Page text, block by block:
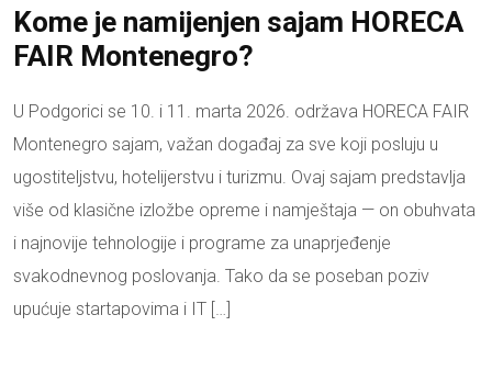
Kome je namijenjen sajam HORECA
FAIR Montenegro?
U Podgorici se 10. i 11. marta 2026. održava HORECA FAIR
Montenegro sajam, važan događaj za sve koji posluju u
ugostiteljstvu, hotelijerstvu i turizmu. Ovaj sajam predstavlja
više od klasične izložbe opreme i namještaja — on obuhvata
i najnovije tehnologije i programe za unaprjeđenje
svakodnevnog poslovanja. Tako da se poseban poziv
upućuje startapovima i IT […]